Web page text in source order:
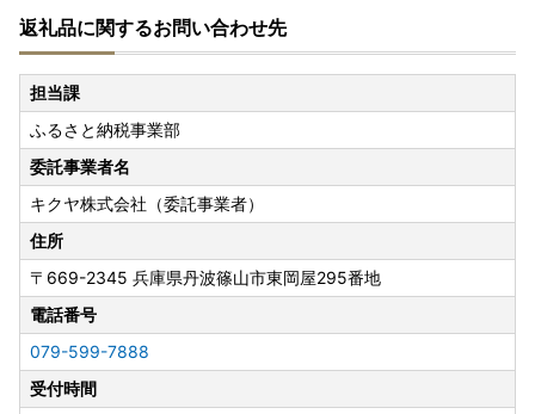
返礼品に関するお問い合わせ先
担当課
ふるさと納税事業部
委託事業者名
キクヤ株式会社（委託事業者）
住所
〒669-2345 兵庫県丹波篠山市東岡屋295番地
電話番号
079-599-7888
受付時間